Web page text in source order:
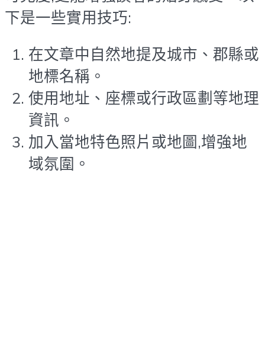
下是一些實用技巧:
在文章中自然地提及城市、郡縣或
地標名稱。
使用地址、座標或行政區劃等地理
資訊。
加入當地特色照片或地圖,增強地
域氛圍。